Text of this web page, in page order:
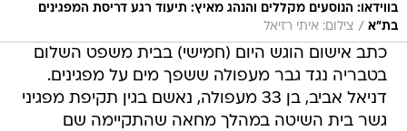
בווידאו: הנוסעים מקללים והנהג מאיץ: תיעוד רגע דריסת המפגינים
בת"א / צילום: איתי רזיאל
כתב אישום הוגש היום (חמישי) בבית משפט השלום
בטבריה נגד גבר מעפולה ששפך מים על מפגינים.
דניאל אביב, בן 33 מעפולה, נאשם בגין תקיפת מפגיני
גשר בית השיטה במהלך מחאה שהתקיימה שם